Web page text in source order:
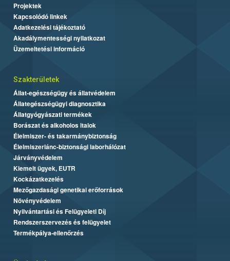
Projektek
Kapcsolódó linkek
Adatkezelési tájékoztató
Akadálymentességi nyilatkozat
Üzemeltetési információ
Szakterületek
Állat-egészségügy és állatvédelem
Állategészségügyi diagnosztika
Állatgyógyászati termékek
Borászat és alkoholos italok
Élelmiszer- és takarmánybiztonság
Élelmiszerlánc-biztonsági laborhálózat
Járványvédelem
Kiemelt ügyek, EUTR
Kockázatkezelés
Mezőgazdasági genetikai erőforrások
Növényvédelem
Nyilvántartási és Felügyeleti Díj
Rendszerszervezés és felügyelet
Termékpálya-ellenőrzés